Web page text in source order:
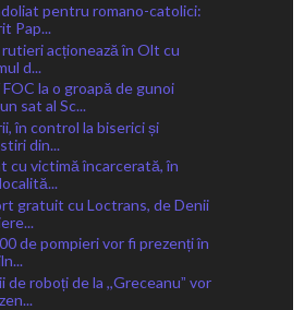
pentru romano-catolici:
Pap...
acționează în Olt cu
d...
la o groapă de gunoi
sat al Sc...
în control la biserici și
din...
cu victimă încarcerată, în
gratuit cu Loctrans, de Denii
de pompieri vor fi prezenți în
de roboți de la ,,Greceanuˮ vor